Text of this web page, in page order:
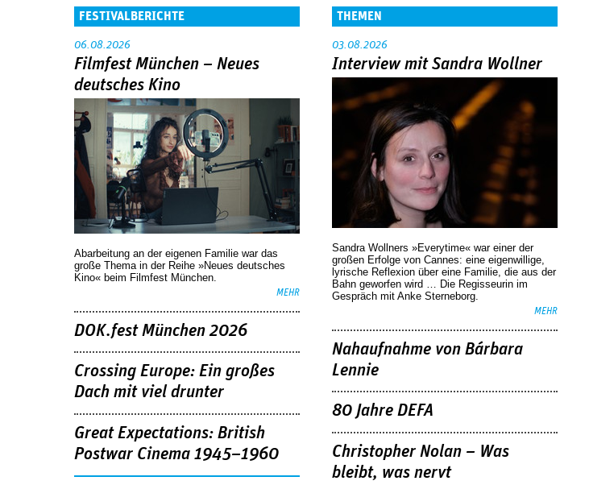
FESTIVALBERICHTE
06.08.2026
Filmfest München – Neues
deutsches Kino
Abarbeitung an der eigenen Familie war das
große Thema in der Reihe »Neues deutsches
Kino« beim Filmfest München.
MEHR
DOK.fest München 2026
Crossing Europe: Ein großes
Dach mit viel drunter
Great Expectations: British
Postwar Cinema 1945–1960
THEMEN
03.08.2026
Interview mit Sandra Wollner
Sandra Wollners »Everytime« war einer der
großen Erfolge von Cannes: eine eigenwillige,
lyrische Reflexion über eine ­Familie, die aus der
Bahn geworfen wird … Die Regisseurin im
Gespräch mit Anke Sterneborg.
MEHR
Nahaufnahme von Bárbara
Lennie
80 Jahre DEFA
Christopher Nolan – Was
bleibt, was nervt